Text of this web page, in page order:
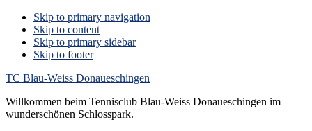
Skip to primary navigation
Skip to content
Skip to primary sidebar
Skip to footer
TC Blau-Weiss Donaueschingen
Willkommen beim Tennisclub Blau-Weiss Donaueschingen im
wunderschönen Schlosspark.